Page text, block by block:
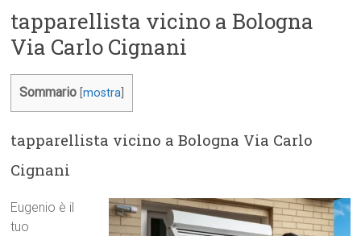
tapparellista vicino a Bologna
Via Carlo Cignani
Sommario [mostra
tapparellista vicino a Bologna Via Carlo
Cignani
Eugenio è il
tuo